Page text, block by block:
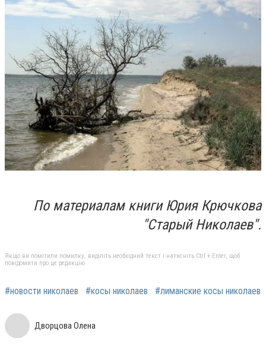
По материалам книги Юрия Крючкова
"Старый Николаев".
Якщо ви помітили помилку, виділіть необхідний текст і натисніть Ctrl + Enter, щоб
повідомити про це редакцію
#новости николаев #косы николаев #лиманские косы николаев
Дворцова Олена